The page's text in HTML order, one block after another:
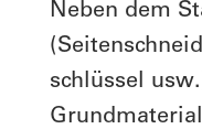
Neben dem
schlüssel